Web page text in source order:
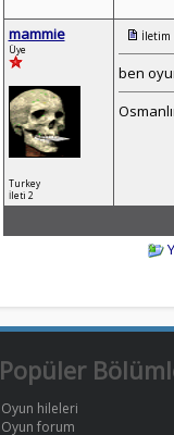
mammie
Üye
Turkey
İleti 2
ben
Popüler
Oyun hileleri
Oyun forum